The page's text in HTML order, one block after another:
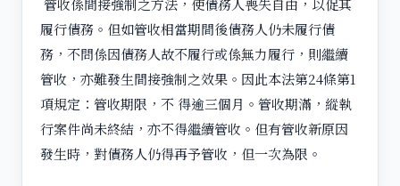
管收係間接強制之方法，使債務人喪失自由，以促其
履行債務。但如管收相當期間後債務人仍未履行債
務，不問係因債務人故不履行或係無力履行，則繼續
管收，亦難發生間接強制之效果。因此本法第24條第1
項規定：管收期限，不 得逾三個月。管收期滿，縱執
行案件尚未終結，亦不得繼續管收。但有管收新原因
發生時，對債務人仍得再予管收，但一次為限。